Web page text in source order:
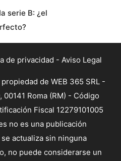
serie B: ¿el
de privacidad - Aviso Legal
de WEB 365 SRL -
Roma (RM) - Código
Fiscal 12279101005
no es una publicación
actualiza sin ninguna
no puede considerarse un